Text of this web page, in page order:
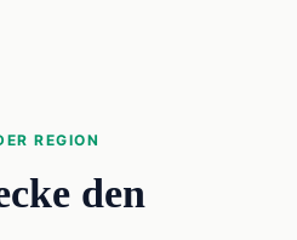
REGION
den